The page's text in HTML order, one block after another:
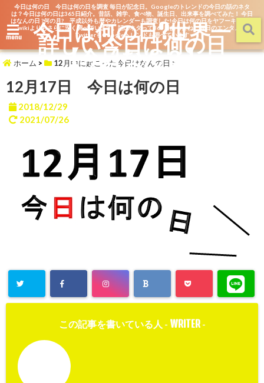
今日は何の日 今日は何の日を調査 毎日が記念日。Googleのトレンドの今日の話のネタ
は？今日は何の日は365日紹介。昔話、雑学、食べ物、誕生日、出来事を調べてみた！ 今日
はなんの日 ?何の月? 平成以外も暦やカレンダーも調査した!今日は何の日をヤフーキッズや
wikiよりもさらに深く調べています。話のネタって365日あるよね。毎日のエンタメを
TwitterもGoogleトレンドも調べています
menu 今日は何の日?世界一
詳しい今日は何の日
【今日なん？】
ホーム > 12月中に起こった今日はなんの日 >
12月17日 今日は何の日
2018/12/29
2021/07/26
この記事を書いている人 - WRITER-